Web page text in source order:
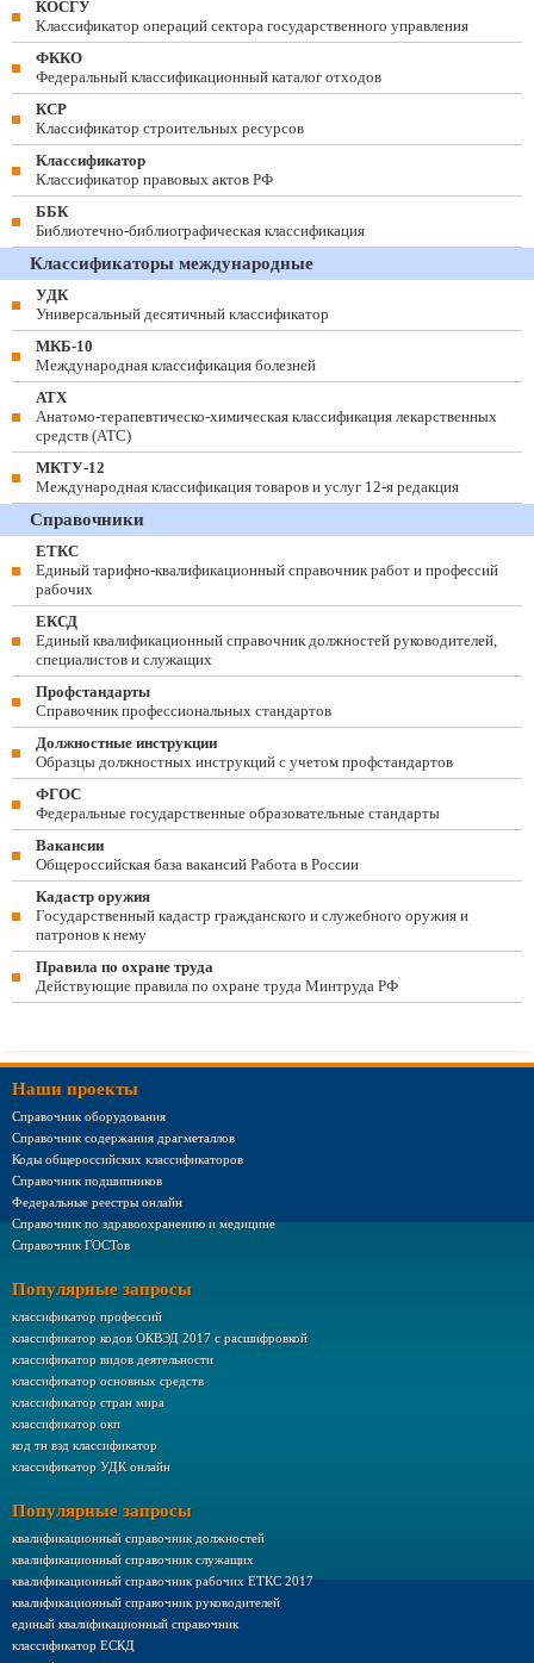
КОСГУ
Классификатор операций сектора государственного управления
ФККО
Федеральный классификационный каталог отходов
КСР
Классификатор строительных ресурсов
Классификатор
Классификатор правовых актов РФ
ББК
Библиотечно-библиографическая классификация
Классификаторы международные
УДК
Универсальный десятичный классификатор
МКБ-10
Международная классификация болезней
АТХ
Анатомо-терапевтическо-химическая классификация лекарственных
средств (ATC)
МКТУ-12
Международная классификация товаров и услуг 12-я редакция
Справочники
ЕТКС
Единый тарифно-квалификационный справочник работ и профессий
рабочих
ЕКСД
Единый квалификационный справочник должностей руководителей,
специалистов и служащих
Профстандарты
Справочник профессиональных стандартов
Должностные инструкции
Образцы должностных инструкций с учетом профстандартов
ФГОС
Федеральные государственные образовательные стандарты
Вакансии
Общероссийская база вакансий Работа в России
Кадастр оружия
Государственный кадастр гражданского и служебного оружия и
патронов к нему
Правила по охране труда
Действующие правила по охране труда Минтруда РФ
Наши проекты
Справочник оборудования
Справочник содержания драгметаллов
Коды общероссийских классификаторов
Справочник подшипников
Федеральные реестры онлайн
Справочник по здравоохранению и медицине
Справочник ГОСТов
Популярные запросы
классификатор профессий
классификатор кодов ОКВЭД 2017 с расшифровкой
классификатор видов деятельности
классификатор основных средств
классификатор стран мира
классификатор окп
код тн вэд классификатор
классификатор УДК онлайн
Популярные запросы
квалификационный справочник должностей
квалификационный справочник служащих
квалификационный справочник рабочих ЕТКС 2017
квалификационный справочник руководителей
единый квалификационный справочник
классификатор ЕСКД